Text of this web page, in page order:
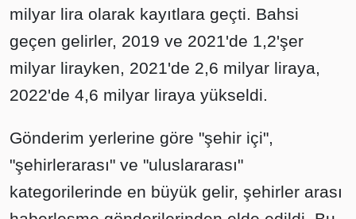
milyar lira olarak kayıtlara geçti. Bahsi
geçen gelirler, 2019 ve 2021'de 1,2'şer
milyar lirayken, 2021'de 2,6 milyar liraya,
2022'de 4,6 milyar liraya yükseldi.
Gönderim yerlerine göre "şehir içi",
"şehirlerarası" ve "uluslararası"
kategorilerinde en büyük gelir, şehirler arası